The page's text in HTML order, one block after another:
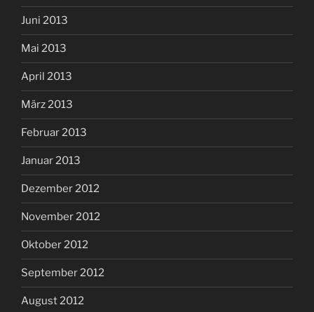
Juni 2013
Mai 2013
April 2013
März 2013
Februar 2013
Januar 2013
Dezember 2012
November 2012
Oktober 2012
September 2012
August 2012